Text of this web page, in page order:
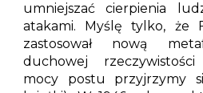
umniejszać cierpienia
atakami. Myślę tylko, że
zastosował nową
duchowej
mocy postu przyjrzymy